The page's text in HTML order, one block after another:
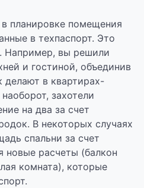
планировке помещения
в техпаспорт. Это
Например, вы решили
и гостиной, объединив
делают в квартирах-
захотели
на два за счет
В некоторых случаях
спальни за счет
новые расчеты (балкон
комната), которые